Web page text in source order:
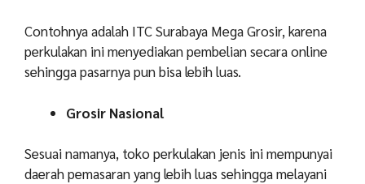
Contohnya adalah ITC Surabaya Mega Grosir, karena
perkulakan ini menyediakan pembelian secara online
sehingga pasarnya pun bisa lebih luas.
Grosir Nasional
Sesuai namanya, toko perkulakan jenis ini mempunyai
daerah pemasaran yang lebih luas sehingga melayani